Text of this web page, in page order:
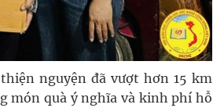
nguyện đã vượt hơn 15 km
món quà ý nghĩa và kinh phí hỗ